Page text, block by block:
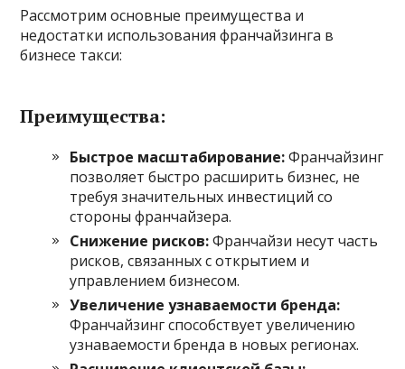
Рассмотрим основные преимущества и
недостатки использования франчайзинга в
бизнесе такси:
Преимущества:
Быстрое масштабирование:Франчайзинг
позволяет быстро расширить бизнес, не
требуя значительных инвестиций со
стороны франчайзера.
Снижение рисков:Франчайзи несут часть
рисков, связанных с открытием и
управлением бизнесом.
Увеличение узнаваемости бренда:
Франчайзинг способствует увеличению
узнаваемости бренда в новых регионах.